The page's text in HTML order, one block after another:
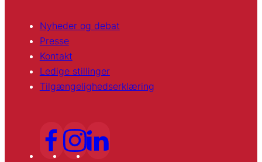
Nyheder og debat
Presse
Kontakt
Ledige stillinger
Tilgængelighedserklæring